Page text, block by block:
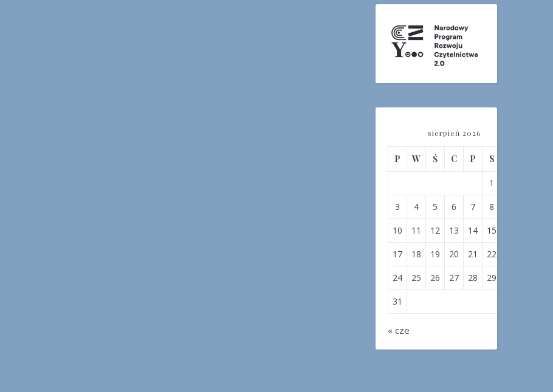
sierpień 2026
P W Ś C P S
1
3 4 5 6 7 8
10 11 12 13 14 15
17 18 19 20 21 22
24 25 26 27 28 29
31
« cze